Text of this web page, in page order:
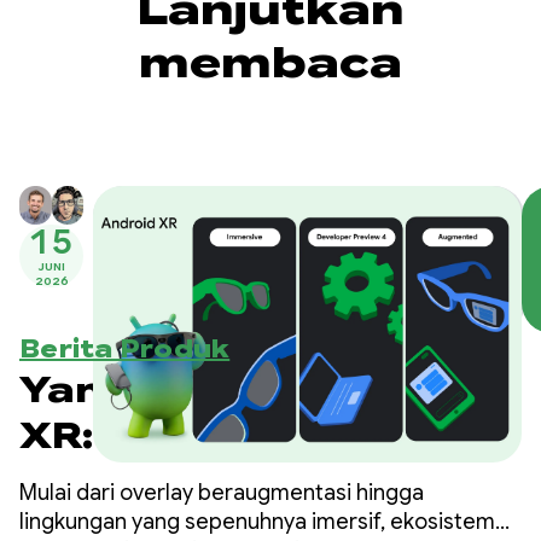
membaca
15
JUNI
2026
Berita Produk
Yang Baru di Android
XR: Alat, Dukungan
Mesin, dan Update
Ekosistem
Mulai dari overlay beraugmentasi hingga
lingkungan yang sepenuhnya imersif, ekosistem